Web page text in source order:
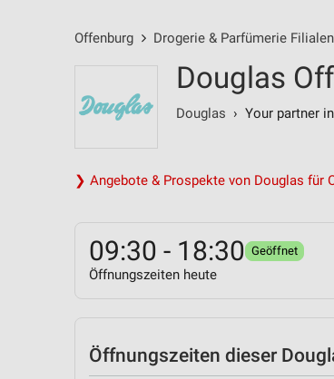
Offenburg Drogerie & Parfümerie Filialen
Douglas
Douglas › Your partner
❯ Angebote & Prospekte von Douglas für
09:30 - 18:30 Geöffnet
Öffnungszeiten heute
Öffnungszeiten dieser